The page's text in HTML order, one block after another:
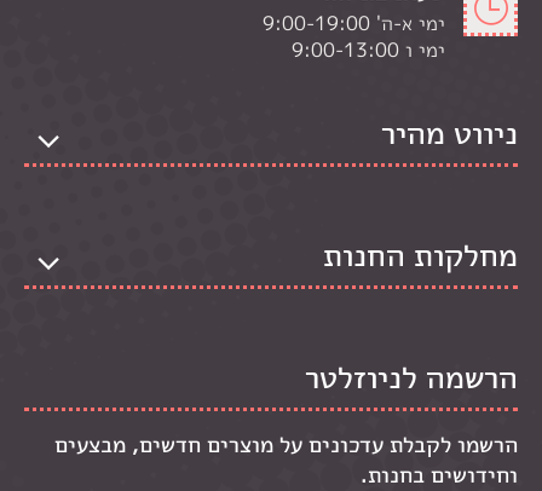
ימי א-ה' 9:00-19:00
ימי ו 9:00-13:00
ניווט מהיר
מחלקות החנות
הרשמה לניוזלטר
הרשמו לקבלת עדכונים על מוצרים חדשים, מבצעים
וחידושים בחנות.